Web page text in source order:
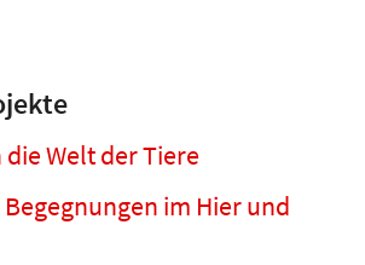
Welt der Tiere
im Hier und